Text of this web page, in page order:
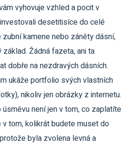
vyhovuje vzhled a pocit v
desetitisíce do celé
kamene nebo záněty dásní,
Žádná fazeta, ani ta
dobře na nezdravých dásních.
ukáže portfolio svých vlastních
nikoliv jen obrázky z internetu.
není jen v tom, co zaplatíte
tom, kolikrát budete muset do
byla zvolena levná a